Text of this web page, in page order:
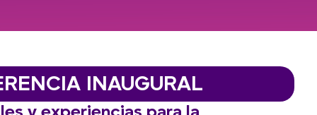
INAUGURAL